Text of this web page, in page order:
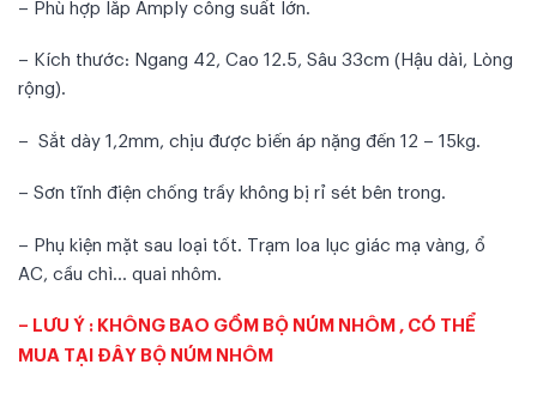
– Phù hợp lắp Amply công suất lớn.
– Kích thước: Ngang 42, Cao 12.5, Sâu 33cm (Hậu dài, Lòng
rộng).
– Sắt dày 1,2mm, chịu được biến áp nặng đến 12 – 15kg.
– Sơn tĩnh điện chống trầy không bị rỉ sét bên trong.
– Phụ kiện mặt sau loại tốt. Trạm loa lục giác mạ vàng, ổ
AC, cầu chì… quai nhôm.
– LƯU Ý : KHÔNG BAO GỒM BỘ NÚM NHÔM , CÓ THỂ
MUA TẠI ĐÂY BỘ NÚM NHÔM